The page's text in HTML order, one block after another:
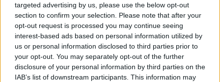
targeted advertising by us, please use the below opt-out
section to confirm your selection. Please note that after your
opt-out request is processed you may continue seeing
interest-based ads based on personal information utilized by
us or personal information disclosed to third parties prior to
your opt-out. You may separately opt-out of the further
disclosure of your personal information by third parties on the
IAB’s list of downstream participants. This information may
2026.08.05. szol24.hu